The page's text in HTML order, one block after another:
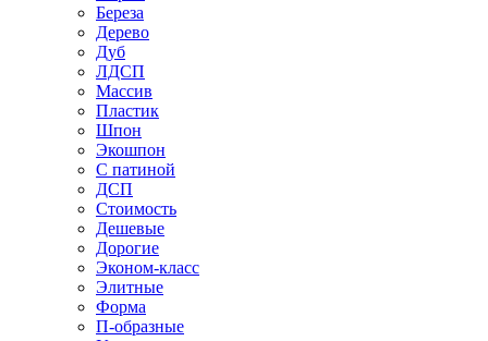
Береза
Дерево
Дуб
ЛДСП
Массив
Пластик
Шпон
Экошпон
С патиной
ДСП
Стоимость
Дешевые
Дорогие
Эконом-класс
Элитные
Форма
П-образные